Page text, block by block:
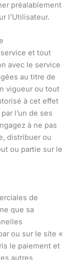
préalablement
l’Utilisateur.
et tout
avec le service
au titre de
vigueur ou tout
à cet effet
l’un de ses
à ne pas
distribuer ou
ou partie sur le
de
que sa
ou sur le site «
le paiement et
autres